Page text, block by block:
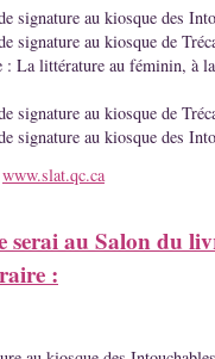
signature au kiosque des
signature au kiosque de
La littérature au féminin, à
signature au kiosque de
signature au kiosque des
www.slat.qc.ca
serai au Salon du
: